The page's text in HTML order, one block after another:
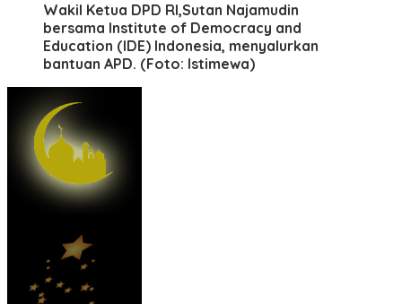
Wakil Ketua DPD RI,Sutan Najamudin
bersama Institute of Democracy and
Education (IDE) Indonesia, menyalurkan
bantuan APD. (Foto: Istimewa)